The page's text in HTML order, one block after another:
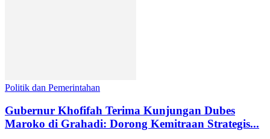
Politik dan Pemerintahan
Gubernur Khofifah Terima Kunjungan Dubes
Maroko di Grahadi: Dorong Kemitraan Strategis...